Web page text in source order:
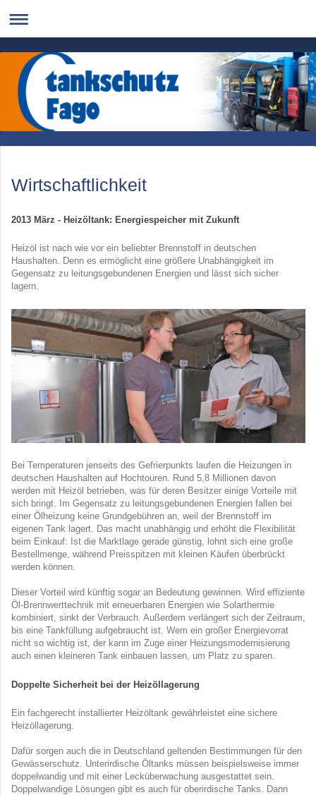
Wirtschaftlichkeit
2013 März - Heizöltank: Energiespeicher mit Zukunft
Heizöl ist nach wie vor ein beliebter Brennstoff in deutschen
Haushalten. Denn es ermöglicht eine größere Unabhängigkeit im
Gegensatz zu leitungsgebundenen Energien und lässt sich sicher
lagern.
Bei Temperaturen jenseits des Gefrierpunkts laufen die Heizungen in
deutschen Haushalten auf Hochtouren. Rund 5,8 Millionen davon
werden mit Heizöl betrieben, was für deren Besitzer einige Vorteile mit
sich bringt. Im Gegensatz zu leitungsgebundenen Energien fallen bei
einer Ölheizung keine Grundgebühren an, weil der Brennstoff im
eigenen Tank lagert. Das macht unabhängig und erhöht die Flexibilität
beim Einkauf: Ist die Marktlage gerade günstig, lohnt sich eine große
Bestellmenge, während Preisspitzen mit kleinen Käufen überbrückt
werden können.
Dieser Vorteil wird künftig sogar an Bedeutung gewinnen. Wird effiziente
Öl-Brennwerttechnik mit erneuerbaren Energien wie Solarthermie
kombiniert, sinkt der Verbrauch. Außerdem verlängert sich der Zeitraum,
bis eine Tankfüllung aufgebraucht ist. Wem ein großer Energievorrat
nicht so wichtig ist, der kann im Zuge einer Heizungsmodernisierung
auch einen kleineren Tank einbauen lassen, um Platz zu sparen.
Doppelte Sicherheit bei der Heizöllagerung
Ein fachgerecht installierter Heizöltank gewährleistet eine sichere
Heizöllagerung.
Dafür sorgen auch die in Deutschland geltenden Bestimmungen für den
Gewässerschutz. Unterirdische Öltanks müssen beispielsweise immer
doppelwandig und mit einer Lecküberwachung ausgestattet sein.
Doppelwandige Lösungen gibt es auch für oberirdische Tanks. Dann